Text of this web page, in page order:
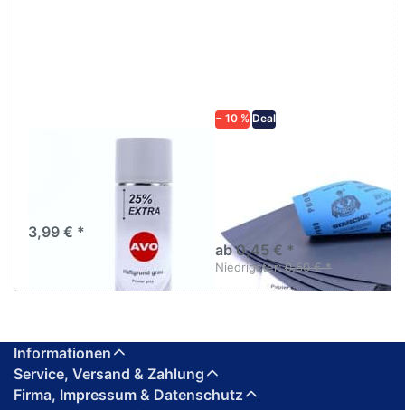
3,99 € *
− 10 % Deal
diversen Körnungen
Nass-Schleifpapier zur nass
und trocken anwendung
ab 0,45 € *
Niedrigster:0,50 € *
Informationen
Service, Versand & Zahlung
Firma, Impressum & Datenschutz